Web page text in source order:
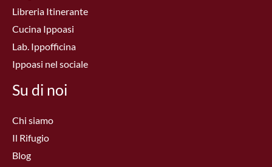
Libreria Itinerante
Cucina Ippoasi
Lab. Ippofficina
Ippoasi nel sociale
Su di noi
Chi siamo
Il Rifugio
Blog